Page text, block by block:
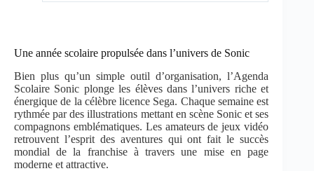
Une année scolaire propulsée dans l’univers de Sonic
Bien plus qu’un simple outil d’organisation, l’Agenda
Scolaire Sonic plonge les élèves dans l’univers riche et
énergique de la célèbre licence Sega. Chaque semaine est
rythmée par des illustrations mettant en scène Sonic et ses
compagnons emblématiques. Les amateurs de jeux vidéo
retrouvent l’esprit des aventures qui ont fait le succès
mondial de la franchise à travers une mise en page
moderne et attractive.